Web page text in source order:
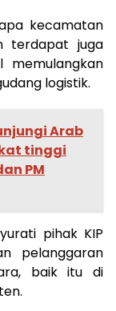
kecamatan
terdapat juga
logistik.
Arab
tinggi
PM
pihak KIP
pelanggaran
baik itu di